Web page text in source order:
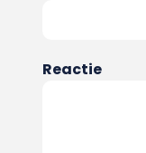
Reactie